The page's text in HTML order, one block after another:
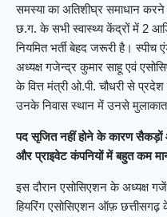
समस्या का अतिशीघ्र समाधान करने
छ.ग. के सभी स्वास्थ्य केंद्रों में 2
नियमित भर्ती बेहद जरूरी है।
अध्यक्ष गजेन्द्र कुमार साहू एवं
के वित्त मंत्री ओ.पी. चौधरी से
उनके निवास स्थान में उनसे
पद सृजित नहीं होने के कारण सैकड़ों
और प्राइवेट कंपनियों में बहुत कम
इस दौरान एसोसिएशन के अध्यक्ष
हियरिंग एसोसिएशन ऑफ़ छत्तीसगढ़